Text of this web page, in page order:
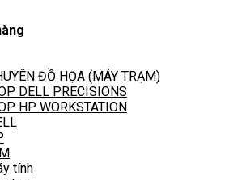
ĐỒ HỌA (MÁY TRẠM)
DELL PRECISIONS
HP WORKSTATION
tính